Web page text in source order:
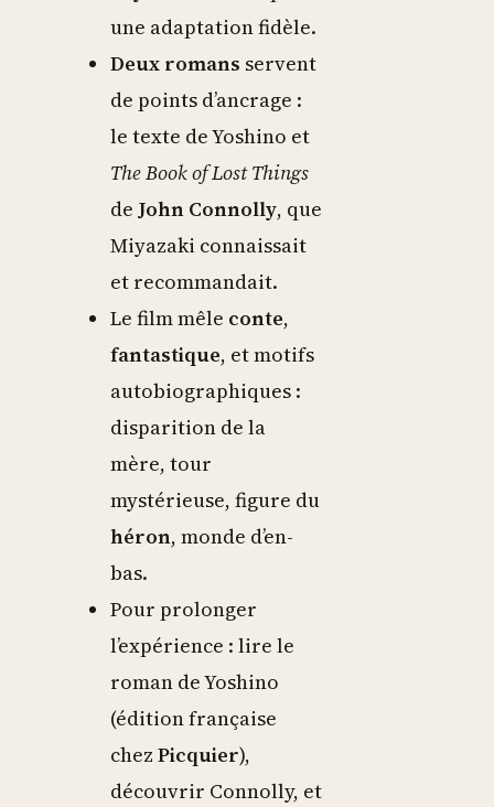
une adaptation fidèle.
Deux romans servent
de points d’ancrage :
le texte de Yoshino et
The Book of Lost Things
de John Connolly, que
Miyazaki connaissait
et recommandait.
Le film mêle conte,
fantastique, et motifs
autobiographiques :
disparition de la
mère, tour
mystérieuse, figure du
héron, monde d’en-
bas.
Pour prolonger
l’expérience : lire le
roman de Yoshino
(édition française
chez Picquier),
découvrir Connolly, et